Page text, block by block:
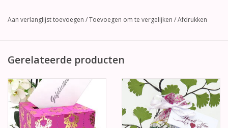
Aan verlanglijst toevoegen /Toevoegen om te vergelijken /Afdrukken
Gerelateerde producten